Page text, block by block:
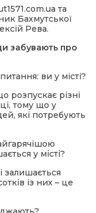
та
Бахмутської
Рева.
забувають про
ви у місті?
розпускає різні
тому що у
які потребують
у місті?
залишається
із них – це